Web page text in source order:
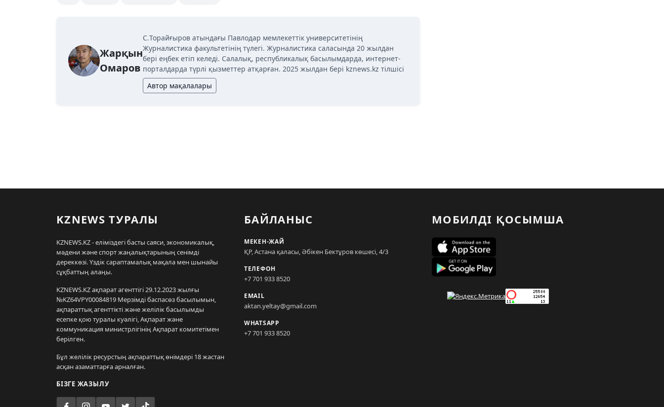
Жарқын
Омаров
C.Торайғыров атындағы Павлодар мемлекеттік университетінің
Журналистика факультетінің түлегі. Журналистика саласында 20 жылдан
бері еңбек етіп келеді. Салалық, республикалық басылымдарда, интернет-
порталдарда түрлі қызметтер атқарған. 2025 жылдан бері kznews.kz тілшісі
Автор мақалалары
KZNEWS ТУРАЛЫ
KZNEWS.KZ - еліміздегі басты саяси, экономикалық,
мәдени және спорт жаңалықтарының сенімді
дереккөзі. Үздік сараптамалық мақала мен шынайы
сұқбаттың алаңы.
KZNEWS.KZ ақпарат агенттігі 29.12.2023 жылғы
№KZ64VPY00084819 Мерзімді баспасөз басылымын,
ақпараттық агенттікті және желілік басылымды
есепке қою туралы куәлігі, Ақпарат және
коммуникация министрлігінің Ақпарат комитетімен
берілген.
Бұл желілік ресурстың ақпараттық өнімдері 18 жастан
асқан азаматтарға арналған.
БІЗГЕ ЖАЗЫЛУ
БАЙЛАНЫС
МЕКЕН-ЖАЙ
ҚР, Астана қаласы, Әбікен Бектұров көшесі, 4/3
ТЕЛЕФОН
+7 701 933 8520
EMAIL
aktan.yeltay@gmail.com
WHATSAPP
+7 701 933 8520
МОБИЛДІ ҚОСЫМША